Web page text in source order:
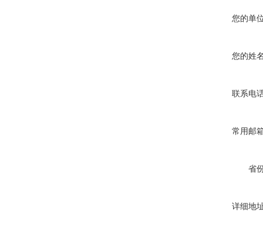
您的单
您的姓
联系电
常用邮
省
详细地